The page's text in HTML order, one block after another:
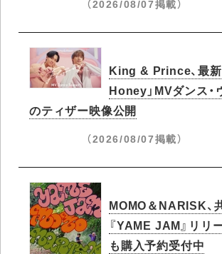
（2026/08/07掲載）
King & Prince、最新
Honey」MVダンス
のティザー映像公開
（2026/08/07掲載）
MOMO＆NARISK、
『YAME JAM』リ
も購入予約受付中